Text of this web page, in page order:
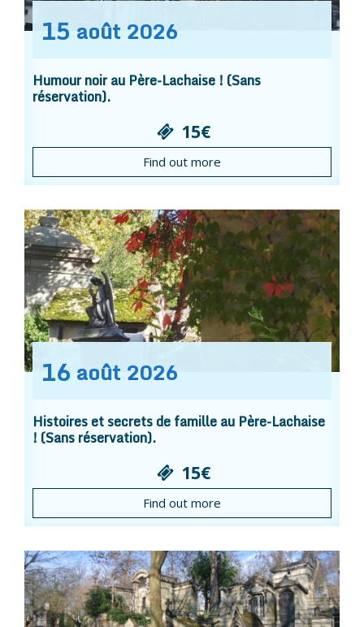
15 août 2026
Humour noir au Père-Lachaise ! (Sans
réservation).
15€
Find out more
16 août 2026
Histoires et secrets de famille au Père-Lachaise
! (Sans réservation).
15€
Find out more